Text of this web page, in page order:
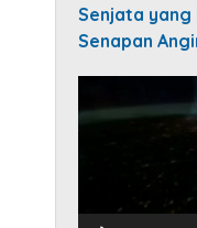
Senjata yang
Senapan
Player